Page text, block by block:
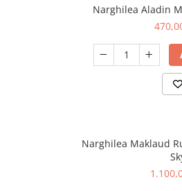
Narghilea Aladin
Narghilea Maklaud